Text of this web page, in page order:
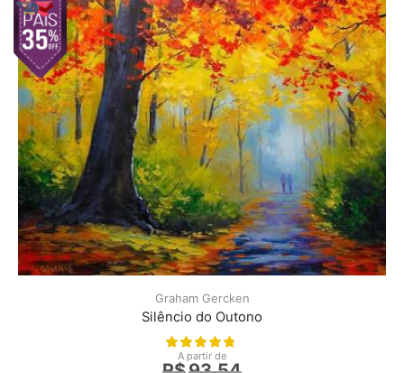
Graham Gercken
Silêncio do Outono
A partir de